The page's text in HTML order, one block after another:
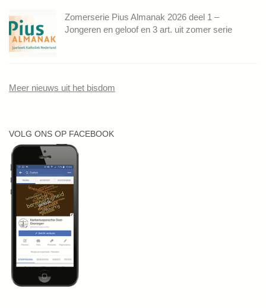
Zomerserie Pius Almanak 2026 deel 1 –
Jongeren en geloof en 3 art. uit zomer serie
Meer nieuws uit het bisdom
VOLG ONS OP FACEBOOK